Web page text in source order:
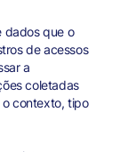
dados que o
de acessos
a
coletadas
o contexto, tipo